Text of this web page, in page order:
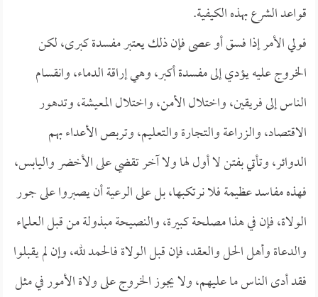
قواعد الشرع بهذه الكيفية.
فولي الأمر إذا فسق أو عصى فإن ذلك يعتبر مفسدة كبرى، لكن
الخروج عليه يؤدي إلى مفسدة أكبر، وهي إراقة الدماء، وانقسام
الناس إلى فريقين، واختلال الأمن، واختلال المعيشة، وتدهور
الاقتصاد، والزراعة والتجارة والتعليم، وتربص الأعداء بهم
الدوائر، وتأتي بفتن لا أول لها ولا آخر تقضي على الأخضر واليابس،
فهذه مفاسد عظيمة فلا نرتكبها، بل على الرعية أن يصبروا على جور
الولاة، فإن في هذا مصلحة كبيرة، والنصيحة مبذولة من قبل العلماء
والدعاة وأهل الحل والعقد، فإن قبل الولاة فالحمد لله، وإن لم يقبلوا
فقد أدى الناس ما عليهم، ولا يجوز الخروج على ولاة الأمور في مثل